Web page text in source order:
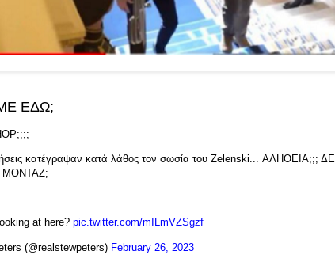
ΕΔΩ;
κατέγραψαν κατά λάθος τον σωσία του Zelenski... ΑΛΗΘΕΙΑ;;;
ΜΟΝΤΑΖ;
at here? pic.twitter.com/mILmVZSgzf
(@realstewpeters) February 26, 2023